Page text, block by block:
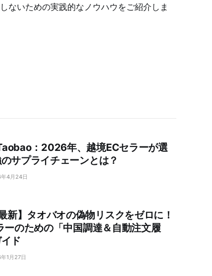
ないための実践的なノウハウをご紹介しま
：2026年、越境ECセラーが選
サプライチェーンとは？
4月24日
新】タオバオの偽物リスクをゼロに！
ーのための「中国調達＆自動注文履
ド
1月27日